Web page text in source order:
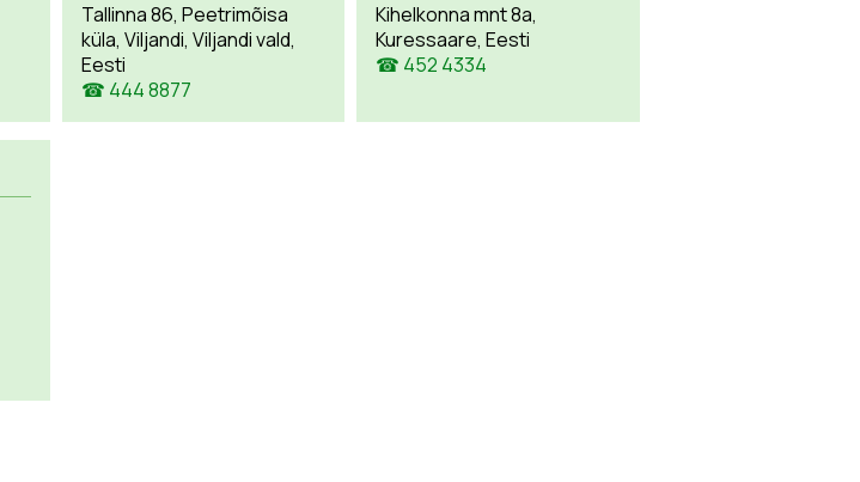
Tallinna 86, Peetrimõisa
küla, Viljandi, Viljandi vald,
Eesti
☎ 444 8877
Kihelkonna mnt 8a,
Kuressaare, Eesti
☎ 452 4334